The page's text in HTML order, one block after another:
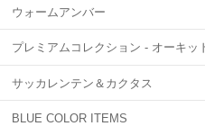
ウォームアンバー
プレミアムコレクション - オーキッ
サッカレンテン＆カクタス
BLUE COLOR ITEMS